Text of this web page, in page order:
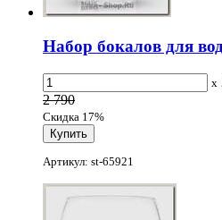
Набор бокалов для
x
2 790
Скидка 17%
Артикул: st-65921